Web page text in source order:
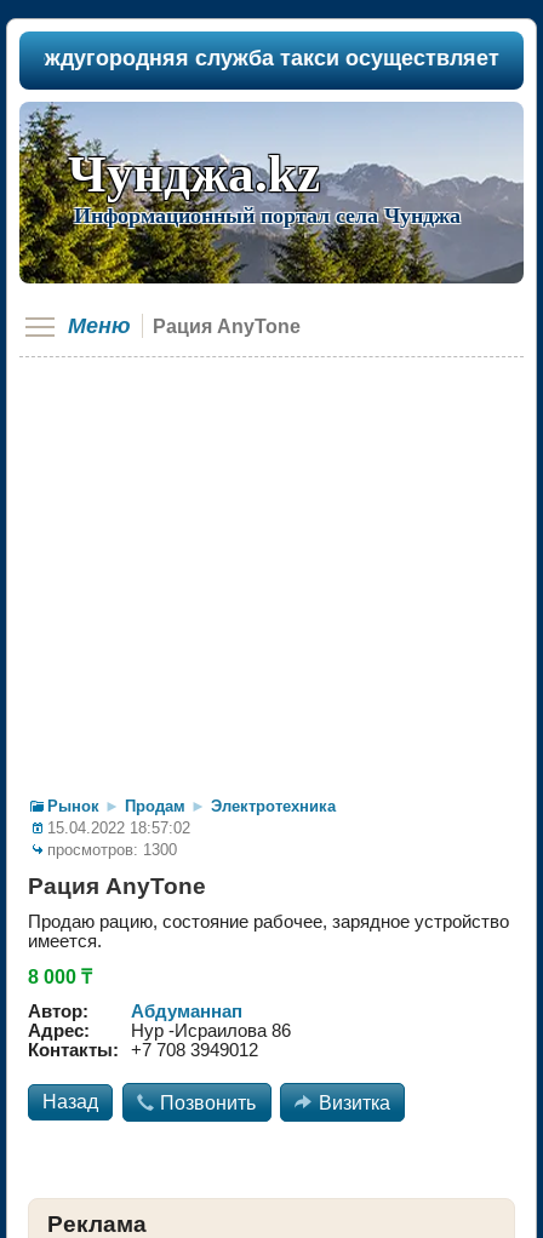
служба такси осуществляет
Чунджа.kz
Информационный портал села Чунджа
Меню Рация AnyTone
Рынок ► Продам ► Электротехника
15.04.2022 18:57:02
просмотров: 1300
Рация AnyTone
Продаю рацию, состояние рабочее, зарядное устройство
имеется.
8 000 ₸
Автор:
Абдуманнап
Адрес:
Нур -Исраилова 86
Контакты:
+7 708 3949012
Назад  Позвонить  Визитка
Реклама